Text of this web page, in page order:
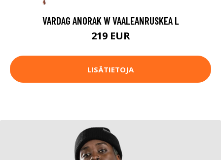
VARDAG ANORAK W VAALEANRUSKEA L
219 EUR
LISÄTIETOJA